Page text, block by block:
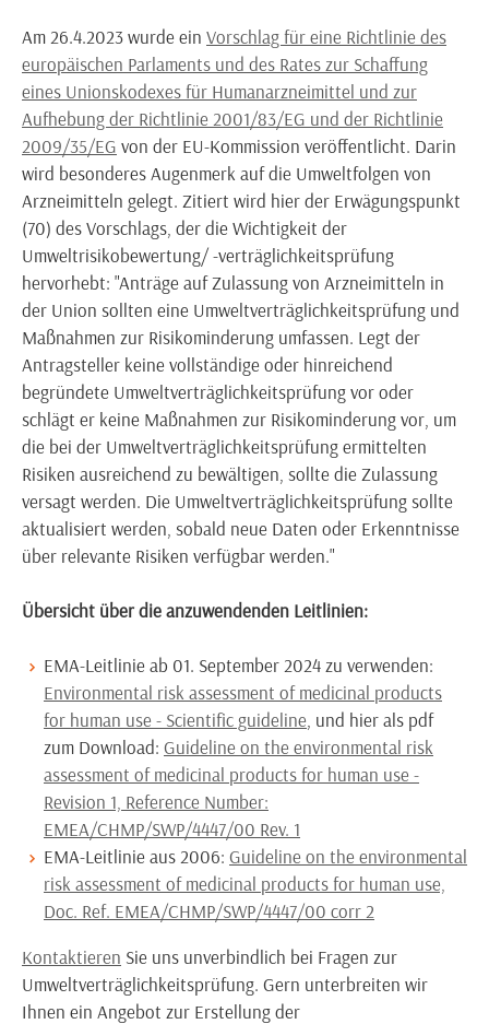
Am 26.4.2023 wurde ein Vorschlag für eine Richtlinie des
europäischen Parlaments und des Rates zur Schaffung
eines Unionskodexes für Humanarzneimittel und zur
Aufhebung der Richtlinie 2001/83/EG und der Richtlinie
2009/35/EG von der EU-Kommission veröffentlicht. Darin
wird besonderes Augenmerk auf die Umweltfolgen von
Arzneimitteln gelegt. Zitiert wird hier der Erwägungspunkt
(70) des Vorschlags, der die Wichtigkeit der
Umweltrisikobewertung/ -verträglichkeitsprüfung
hervorhebt: "Anträge auf Zulassung von Arzneimitteln in
der Union sollten eine Umweltverträglichkeitsprüfung und
Maßnahmen zur Risikominderung umfassen. Legt der
Antragsteller keine vollständige oder hinreichend
begründete Umweltverträglichkeitsprüfung vor oder
schlägt er keine Maßnahmen zur Risikominderung vor, um
die bei der Umweltverträglichkeitsprüfung ermittelten
Risiken ausreichend zu bewältigen, sollte die Zulassung
versagt werden. Die Umweltverträglichkeitsprüfung sollte
aktualisiert werden, sobald neue Daten oder Erkenntnisse
über relevante Risiken verfügbar werden."
Übersicht über die anzuwendenden Leitlinien:
EMA-Leitlinie ab 01. September 2024 zu verwenden:
Environmental risk assessment of medicinal products
for human use - Scientific guideline , und hier als pdf
zum Download: Guideline on the environmental risk
assessment of medicinal products for human use -
Revision 1, Reference Number:
EMEA/CHMP/SWP/4447/00 Rev. 1
EMA-Leitlinie aus 2006: Guideline on the environmental
risk assessment of medicinal products for human use,
Doc. Ref. EMEA/CHMP/SWP/4447/00 corr 2
Kontaktieren Sie uns unverbindlich bei Fragen zur
Umweltverträglichkeitsprüfung. Gern unterbreiten wir
Ihnen ein Angebot zur Erstellung der